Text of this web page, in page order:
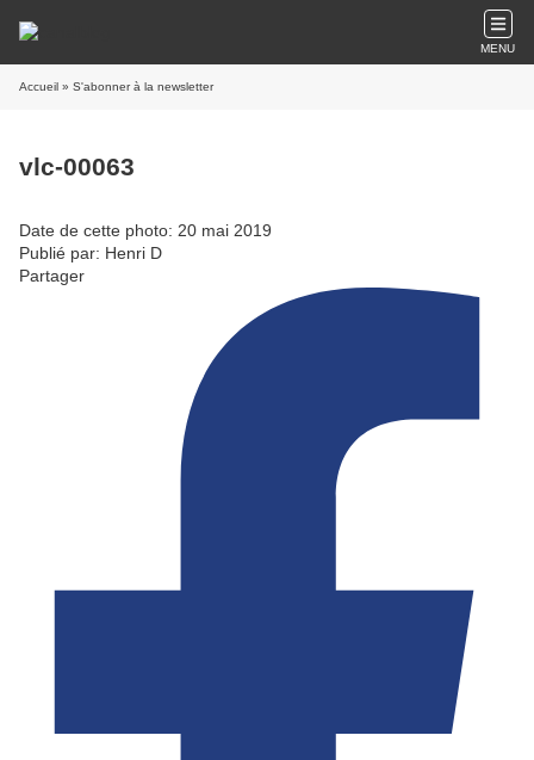
MENU
Accueil » S'abonner à la newsletter
vlc-00063
Date de cette photo: 20 mai 2019
Publié par: Henri D
Partager